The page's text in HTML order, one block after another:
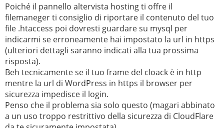
Poiché il pannello altervista hosting ti offre il
filemaneger ti consiglio di riportare il contenuto del tuo
file .htaccess poi dovresti guardare su mysql per
indicarmi se erroneamente hai impostato la url in https
(ulteriori dettagli saranno indicati alla tua prossima
risposta).
Beh tecnicamente se il tuo frame del cloack è in http
mentre la url di WordPress in https il browser per
sicurezza impedisce il login.
Penso che il problema sia solo questo (magari abbinato
a un uso troppo restrittivo della sicurezza di CloudFlare